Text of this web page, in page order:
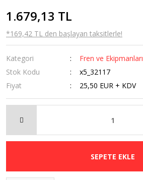
1.679,13 TL
*169,42 TL den başlayan taksitlerle!
Kategori
Fren ve Ekipmanları
Stok Kodu
x5_32117
Fiyat
25,50 EUR + KDV
SEPETE EKLE